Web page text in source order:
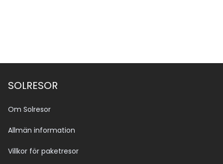
SOLRESOR
Om Solresor
Allmän information
Villkor för paketresor